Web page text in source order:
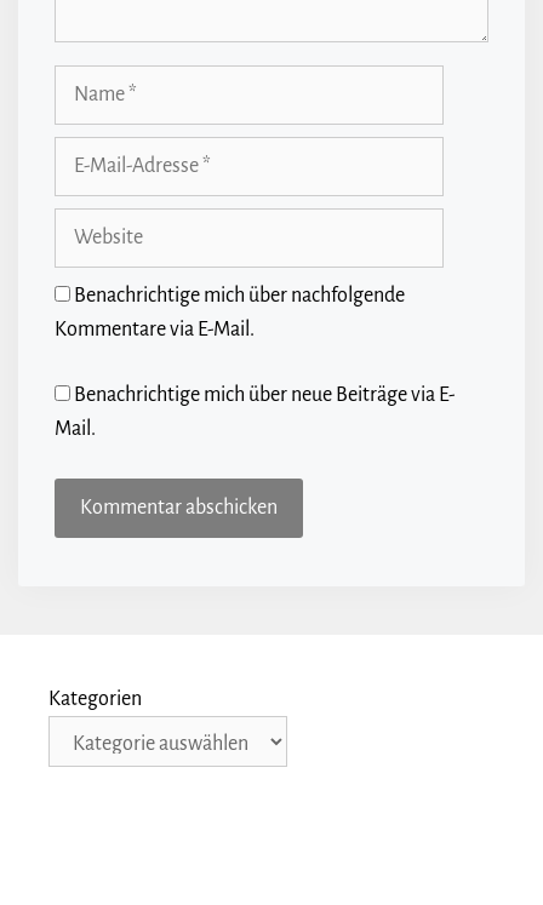
Adresse
Website
Benachrichtige mich über nachfolgende
Kommentare via E-Mail.
Benachrichtige mich über neue Beiträge via E-
Mail.
Kategorien